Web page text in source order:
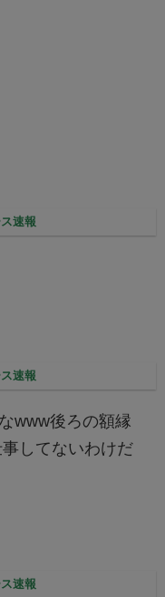
速報
速報
www後ろの額縁
してないわけだ
速報